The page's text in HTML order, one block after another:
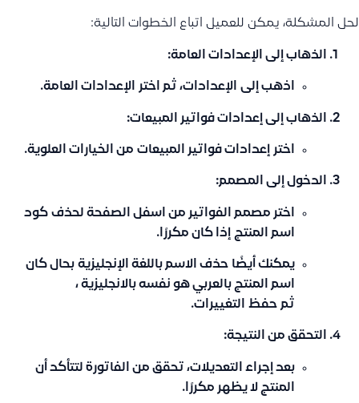
لحل المشكلة، يمكن للعميل اتباع الخطوات التالية:
الذهاب إلى الإعدادات العامة:
اذهب إلى الإعدادات، ثم اختر الإعدادات العامة.
الذهاب إلى إعدادات فواتير المبيعات:
اختر إعدادات فواتير المبيعات من الخيارات العلوية.
الدخول إلى المصمم:
اختر مصمم الفواتير من اسفل الصفحة لحذف كود
اسم المنتج إذا كان مكررًا.
يمكنك أيضًا حذف الاسم باللغة الإنجليزية بحال كان
اسم المنتج بالعربي هو نفسه بالانجليزية ،
ثم حفظ التغييرات.
التحقق من النتيجة:
بعد إجراء التعديلات، تحقق من الفاتورة لتتأكد أن
المنتج لا يظهر مكررًا.